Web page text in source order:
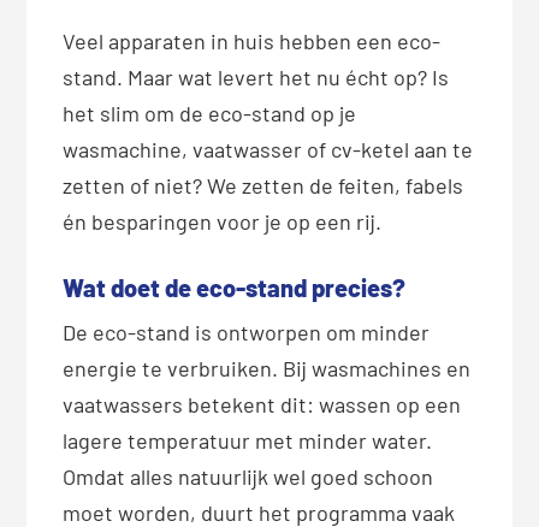
Veel apparaten in huis hebben een eco-
stand. Maar wat levert het nu écht op? Is
het slim om de eco-stand op je
wasmachine, vaatwasser of cv-ketel aan te
zetten of niet? We zetten de feiten, fabels
én besparingen voor je op een rij.
Wat doet de eco-stand precies?
De eco-stand is ontworpen om minder
energie te verbruiken. Bij wasmachines en
vaatwassers betekent dit: wassen op een
lagere temperatuur met minder water.
Omdat alles natuurlijk wel goed schoon
moet worden, duurt het programma vaak